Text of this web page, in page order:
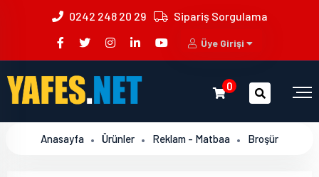
0242 248 20 29 Sipariş Sorgulama
Üye Girişi
0
Anasayfa Ürünler Reklam - Matbaa Broşür